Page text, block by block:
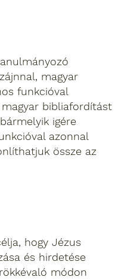
magyar
funkcióval
bibliafordítást
igére
azonnal
össze az
hogy Jézus
és hirdetése
módon